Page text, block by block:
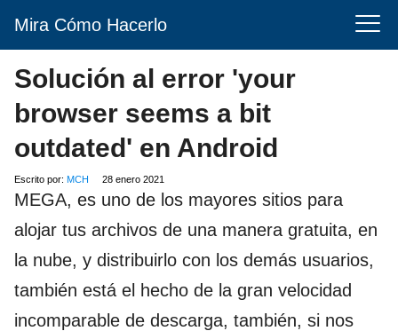
Mira Cómo Hacerlo
Solución al error 'your
browser seems a bit
outdated' en Android
Escrito por: MCH 28 enero 2021
MEGA, es uno de los mayores sitios para
alojar tus archivos de una manera gratuita, en
la nube, y distribuirlo con los demás usuarios,
también está el hecho de la gran velocidad
incomparable de descarga, también, si nos